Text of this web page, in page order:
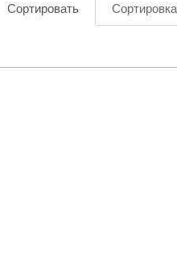
Сортировать Сортировка